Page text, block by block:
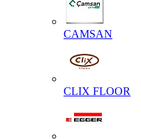
CAMSAN
CLIX FLOOR